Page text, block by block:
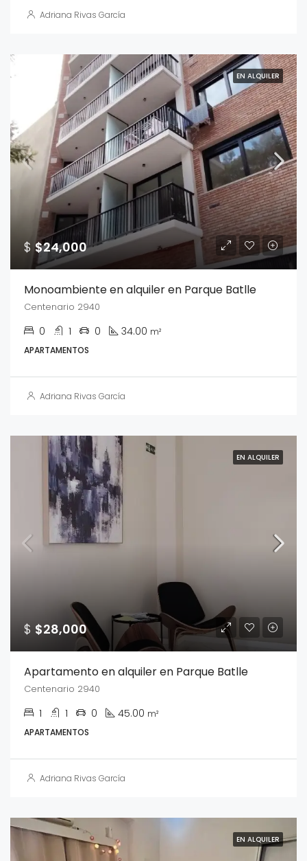
Adriana Rivas García
EN ALQUILER
$$24,000
Monoambiente en alquiler en Parque Batlle
Centenario 2940
0 1 0 34.00 m²
APARTAMENTOS
Adriana Rivas García
EN ALQUILER
$ $28,000
Apartamento en alquiler en Parque Batlle
Centenario 2940
1 1 0 45.00 m²
APARTAMENTOS
Adriana Rivas García
EN ALQUILER